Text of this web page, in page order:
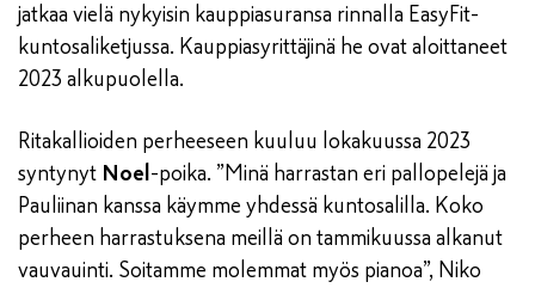
jatkaa vielä nykyisin kauppiasuransa rinnalla EasyFit-
kuntosaliketjussa. Kauppiasyrittäjinä he ovat aloittaneet
2023 alkupuolella.
Ritakallioiden perheeseen kuuluu lokakuussa 2023
syntynyt Noel -poika. ”Minä harrastan eri pallopelejä ja
Pauliinan kanssa käymme yhdessä kuntosalilla. Koko
perheen harrastuksena meillä on tammikuussa alkanut
vauvauinti. Soitamme molemmat myös pianoa”, Niko